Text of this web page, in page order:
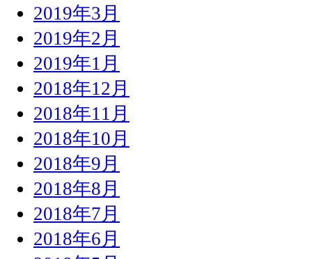
2019年3月
2019年2月
2019年1月
2018年12月
2018年11月
2018年10月
2018年9月
2018年8月
2018年7月
2018年6月